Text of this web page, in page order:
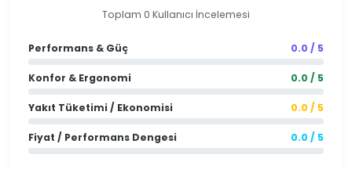
Toplam 0 Kullanıcı İncelemesi
Performans & Güç 0.0 / 5
Konfor & Ergonomi 0.0 / 5
Yakıt Tüketimi / Ekonomisi 0.0 / 5
Fiyat / Performans Dengesi 0.0 / 5